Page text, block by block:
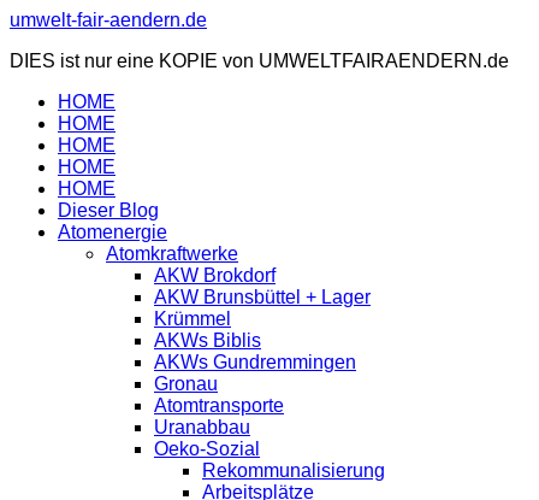
Zum
springen
umwelt-fair-aendern.de
DIES ist nur eine KOPIE von UMWELTFAIRAENDERN.de
HOME
HOME
HOME
HOME
HOME
Dieser Blog
Atomenergie
Atomkraftwerke
AKW Brokdorf
AKW Brunsbüttel + Lager
Krümmel
AKWs Biblis
AKWs Gundremmingen
Gronau
Atomtransporte
Uranabbau
Oeko-Sozial
Rekommunalisierung
Arbeitsplätze